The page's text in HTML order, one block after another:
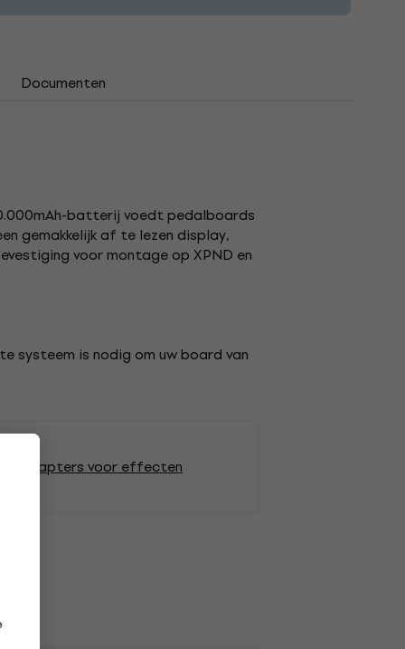
Documenten
batterij voedt pedalboards
gemakkelijk af te lezen display,
voor montage op XPND en
systeem is nodig om uw board van
voor effecten